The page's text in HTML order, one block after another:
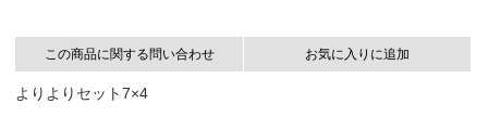
この商品に関する問い合わせ お気に入りに追加
よりよりセット7×4